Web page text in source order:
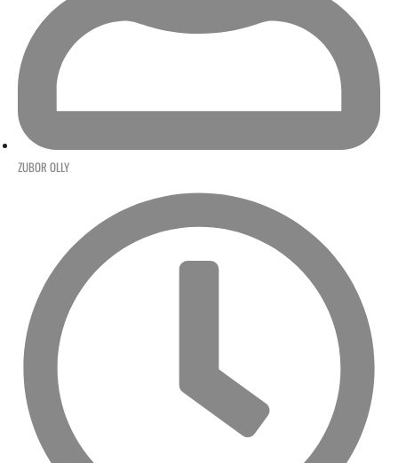
ZUBOR OLLY